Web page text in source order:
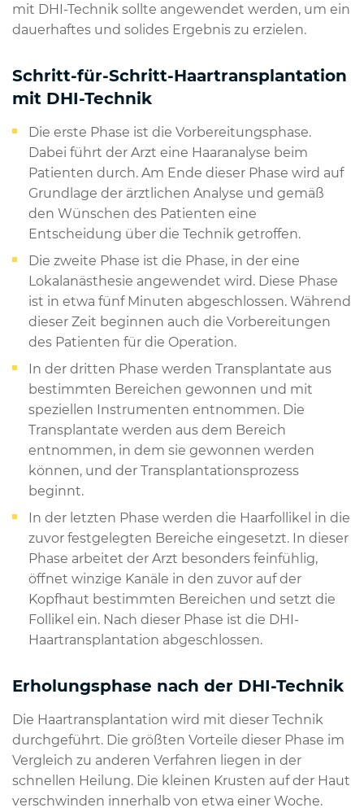
mit DHI-Technik sollte angewendet werden, um ein
dauerhaftes und solides Ergebnis zu erzielen.
Schritt-für-Schritt-Haartransplantation
mit DHI-Technik
Die erste Phase ist die Vorbereitungsphase.
Dabei führt der Arzt eine Haaranalyse beim
Patienten durch. Am Ende dieser Phase wird auf
Grundlage der ärztlichen Analyse und gemäß
den Wünschen des Patienten eine
Entscheidung über die Technik getroffen.
Die zweite Phase ist die Phase, in der eine
Lokalanästhesie angewendet wird. Diese Phase
ist in etwa fünf Minuten abgeschlossen. Während
dieser Zeit beginnen auch die Vorbereitungen
des Patienten für die Operation.
In der dritten Phase werden Transplantate aus
bestimmten Bereichen gewonnen und mit
speziellen Instrumenten entnommen. Die
Transplantate werden aus dem Bereich
entnommen, in dem sie gewonnen werden
können, und der Transplantationsprozess
beginnt.
In der letzten Phase werden die Haarfollikel in die
zuvor festgelegten Bereiche eingesetzt. In dieser
Phase arbeitet der Arzt besonders feinfühlig,
öffnet winzige Kanäle in den zuvor auf der
Kopfhaut bestimmten Bereichen und setzt die
Follikel ein. Nach dieser Phase ist die DHI-
Haartransplantation abgeschlossen.
Erholungsphase nach der DHI-Technik
Die Haartransplantation wird mit dieser Technik
durchgeführt. Die größten Vorteile dieser Phase im
Vergleich zu anderen Verfahren liegen in der
schnellen Heilung. Die kleinen Krusten auf der Haut
verschwinden innerhalb von etwa einer Woche.